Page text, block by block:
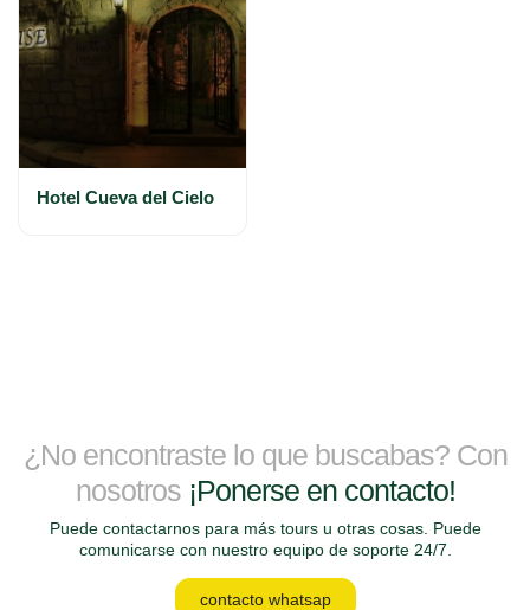
Hotel Cueva del Cielo
¿No encontraste lo que buscabas? Con
nosotros ¡Ponerse en contacto!
Puede contactarnos para más tours u otras cosas. Puede
comunicarse con nuestro equipo de soporte 24/7.
contacto whatsap